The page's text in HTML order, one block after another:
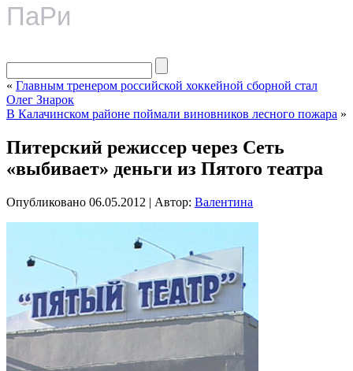
ПаРи
« Главным тренером российской хоккейной сборной стал
Олег Знарок
В Калачинском районе поймали виновников лесного пожара »
Питерский режиссер через Сеть
«выбивает» деньги из Пятого театра
Опубликовано 06.05.2012 | Автор: Валентина